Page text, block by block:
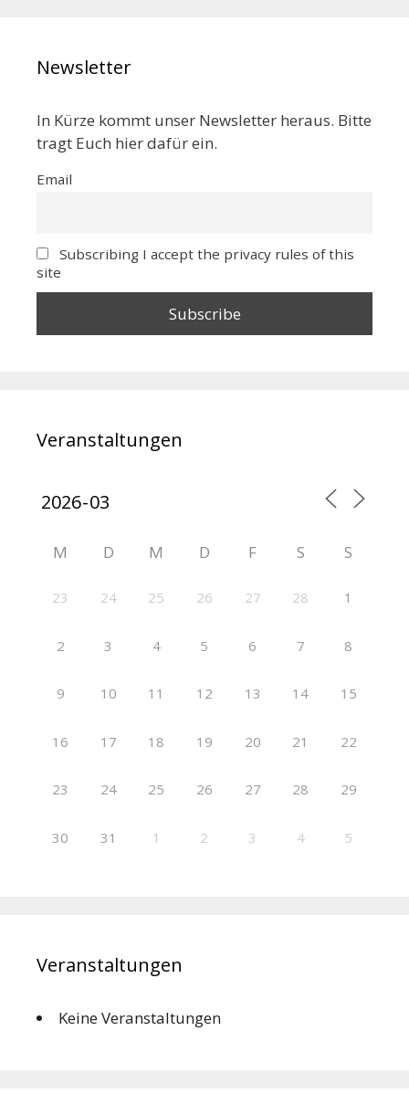
Newsletter
In Kürze kommt unser Newsletter heraus. Bitte
tragt Euch hier dafür ein.
Email
Subscribing I accept the privacy rules of this
site
Veranstaltungen
M D M D F S S
23 24 25 26 27 28 1
2 3 4 5 6 7 8
9 10 11 12 13 14 15
16 17 18 19 20 21 22
23 24 25 26 27 28 29
30 31 1 2 3 4 5
Veranstaltungen
Keine Veranstaltungen